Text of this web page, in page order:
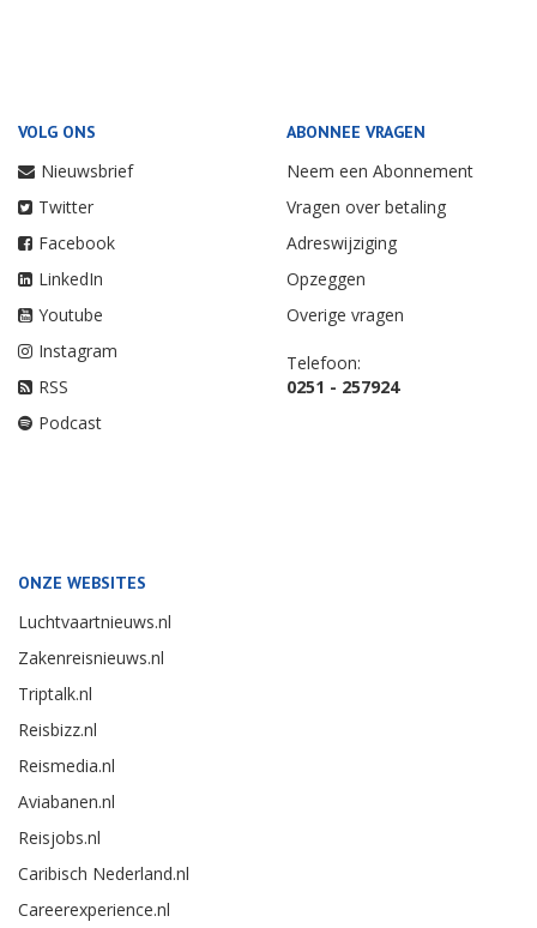
VOLG ONS
Nieuwsbrief
Twitter
Facebook
LinkedIn
Youtube
Instagram
RSS
Podcast
ABONNEE VRAGEN
Neem een Abonnement
Vragen over betaling
Adreswijziging
Opzeggen
Overige vragen
Telefoon:
0251 - 257924
ONZE WEBSITES
Luchtvaartnieuws.nl
Zakenreisnieuws.nl
Triptalk.nl
Reisbizz.nl
Reismedia.nl
Aviabanen.nl
Reisjobs.nl
Caribisch Nederland.nl
Careerexperience.nl